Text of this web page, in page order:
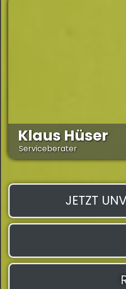
Klaus Hüser
Serviceberater
JETZT